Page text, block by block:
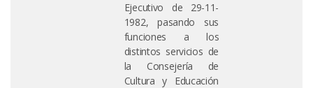
Ejecutivo de 29-11-
1982, pasando sus
funciones a los
distintos servicios de
la Consejería de
Cultura y Educación